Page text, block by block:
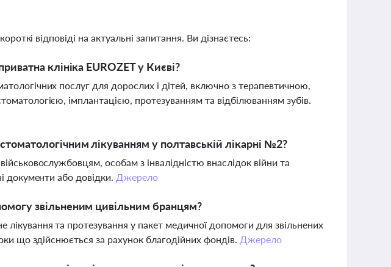
відповіді на актуальні запитання. Ви дізнаєтесь:
клініка EUROZET у Києві?
послуг для дорослих і дітей, включно з терапевтичною,
імплантацією, протезуванням та відбілюванням зубів.
лікуванням у полтавській лікарні №2?
особам з інвалідністю внаслідок війни та
документи або довідки. Джерело
звільненим цивільним бранцям?
та протезування у пакет медичної допомоги для звільнених
що здійснюється за рахунок благодійних фондів. Джерело